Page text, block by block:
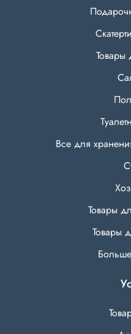
Товары
Все для
Товары
Товары